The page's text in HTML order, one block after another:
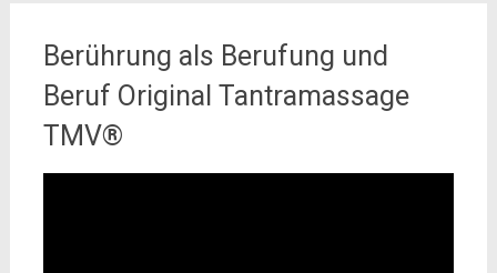
Berührung als Berufung und
Beruf Original Tantramassage
TMV®